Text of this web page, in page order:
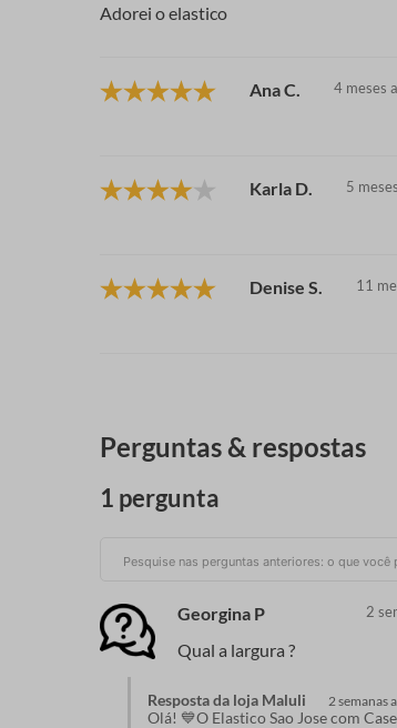
Adorei o elastico
Ana C. 4 meses
Karla D. 5
Denise S. 11
Perguntas & respostas
1 pergunta
Georgina P 2
Qual a largura ?
Resposta da loja Maluli 2 semanas
Olá! 💙O Elastico Sao Jose com